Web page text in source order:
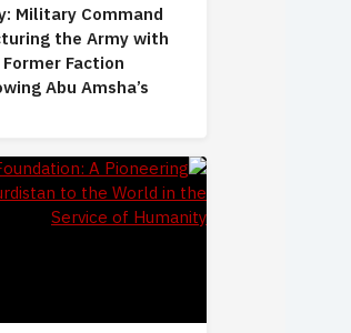
Military Command
the Army with
Faction
Abu Amsha’s